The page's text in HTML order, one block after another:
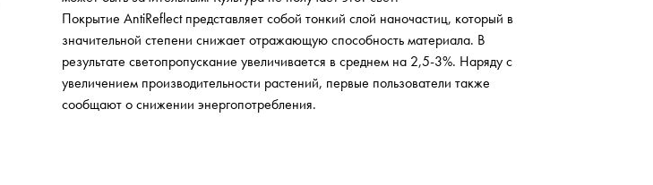
Покрытие AntiReflect представляет собой тонкий слой наночастиц, который в
значительной степени снижает отражающую способность материала. В
результате светопропускание увеличивается в среднем на 2,5-3%. Наряду с
увеличением производительности растений, первые пользователи также
сообщают о снижении энергопотребления.